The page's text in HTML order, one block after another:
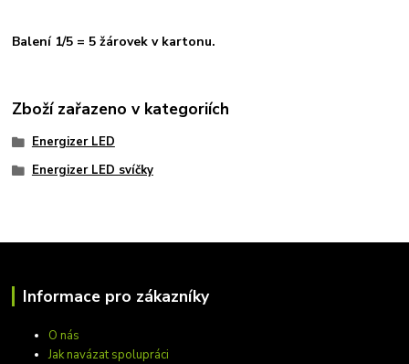
Balení 1/5 = 5 žárovek v kartonu.
Zboží zařazeno v kategoriích
Energizer LED
Energizer LED svíčky
Informace pro zákazníky
O nás
Jak navázat spolupráci